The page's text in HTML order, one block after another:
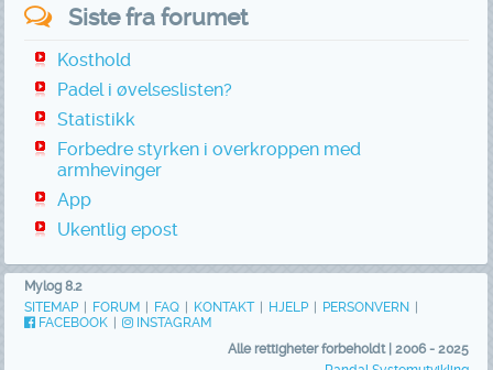
Siste fra forumet
Kosthold
Padel i øvelseslisten?
Statistikk
Forbedre styrken i overkroppen med
armhevinger
App
Ukentlig epost
Mylog 8.2
SITEMAP | FORUM | FAQ | KONTAKT | HJELP | PERSONVERN |
FACEBOOK |
INSTAGRAM
Alle rettigheter forbeholdt | 2006 - 2025